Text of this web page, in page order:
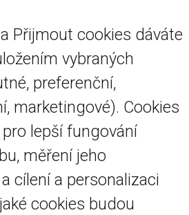
Technology s.r.o.| Mapa webu
s AI,doménaa webhosting
5★ registrátora v ČR
Přijmout cookies dáváte
vybraných
preferenční,
marketingové). Cookies
lepší fungování
měření jeho
cílení a personalizaci
cookies budou